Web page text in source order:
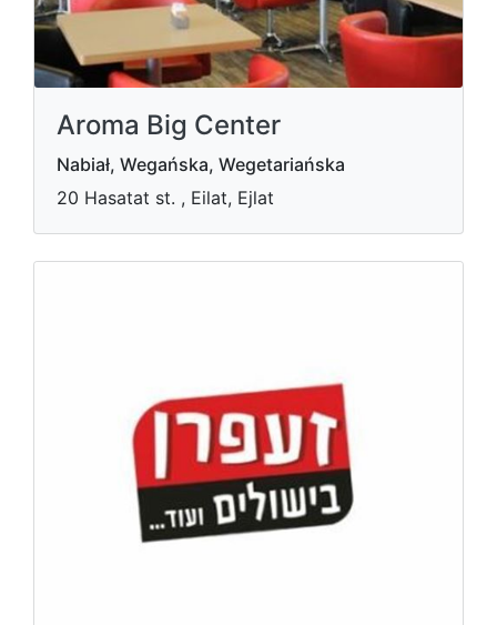
Aroma Big Center
Nabiał, Wegańska, Wegetariańska
20 Hasatat st. , Eilat, Ejlat